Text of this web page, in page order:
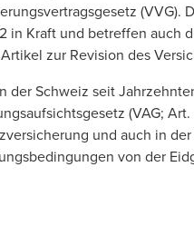
(VVG).
in Kraft und betreffen auch
zur Revision des
der Schweiz seit
(VAG;
und auch in
von der